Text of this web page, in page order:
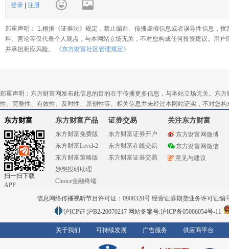
登录 注册
郑重声明： 1.根据《证券法》规定，禁止编造、传播虚假信息或者误导性信息，
料、言论等仅代表个人观点，与本网站立场无关，不对您构成任何投资建议。用
并承担相应风险。
《东方财富社区管理规定》
郑重声明：东方财富网发布此信息的目的在于传播更多信息，与本站立场无关。东
性、完整性、有效性、及时性、原创性等。相关信息并未经过本网站证实，不对您
东方财富
扫一扫下载
APP
东方财富产品
东方财富免费版
东方财富Level-2
东方财富策略版
妙想投研助理
Choice金融终端
证券交易
东方财富证券开户
东方财富在线交易
东方财富证券交易
关注东方财富
东方财富网微博
东方财富网微信
意见与建议
信息网络传播视听节目许可证：0908328号 经营证券期货业务许可证编
沪ICP证:沪B2-20070217 网站备案号:沪ICP备05006054号-11
关于我们 可持续发展 广告服务 供应商平台